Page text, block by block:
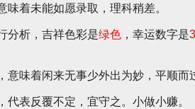
味着未能如愿录取，理科稍差。
分析，吉祥色彩是绿色 ，幸运数字是3
味着闲来无事少外出为妙，平顺而
表反覆不定，宜守之。小做小赚。